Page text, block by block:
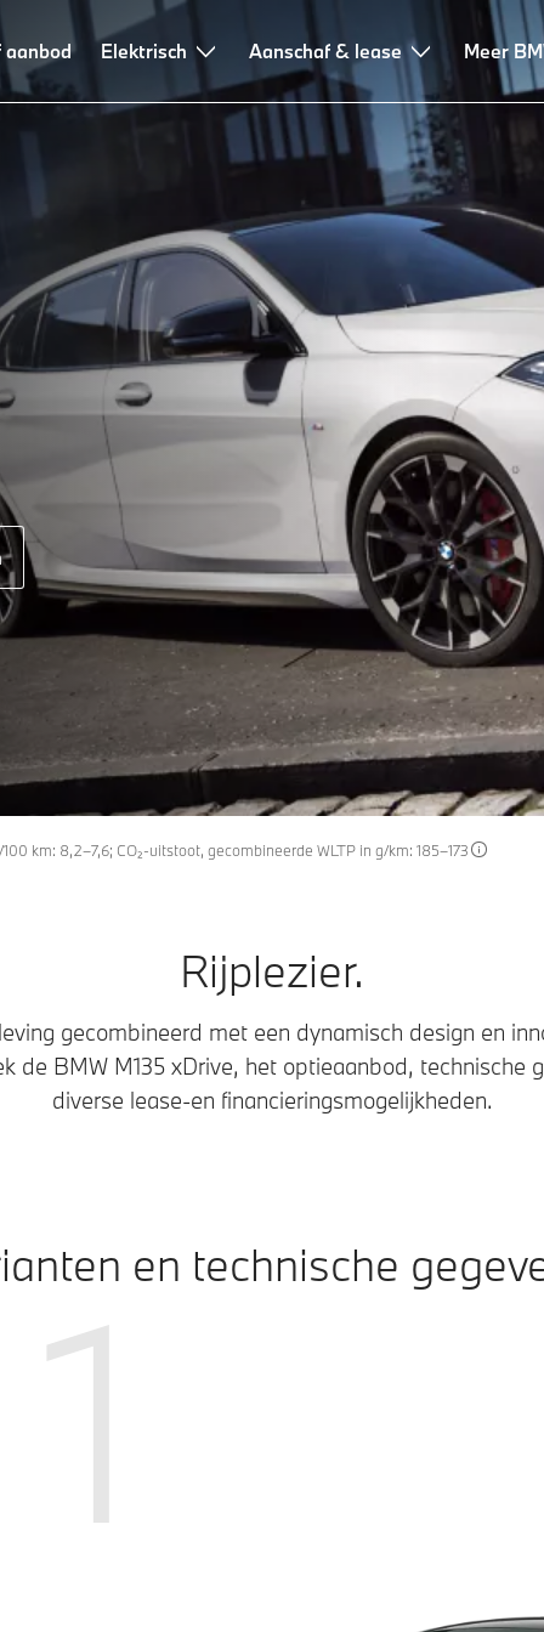
aanbod Elektrisch Aanschaf & lease Meer
km: 8,2–7,6; CO₂-uitstoot, gecombineerde WLTP in g/km: 185–173
Leasen en financieren Advies en services
Rijplezier.
gecombineerd met een dynamisch design en
de BMW M135 xDrive, het optieaanbod, technische
diverse lease-en financieringsmogelijkheden.
en technische
1